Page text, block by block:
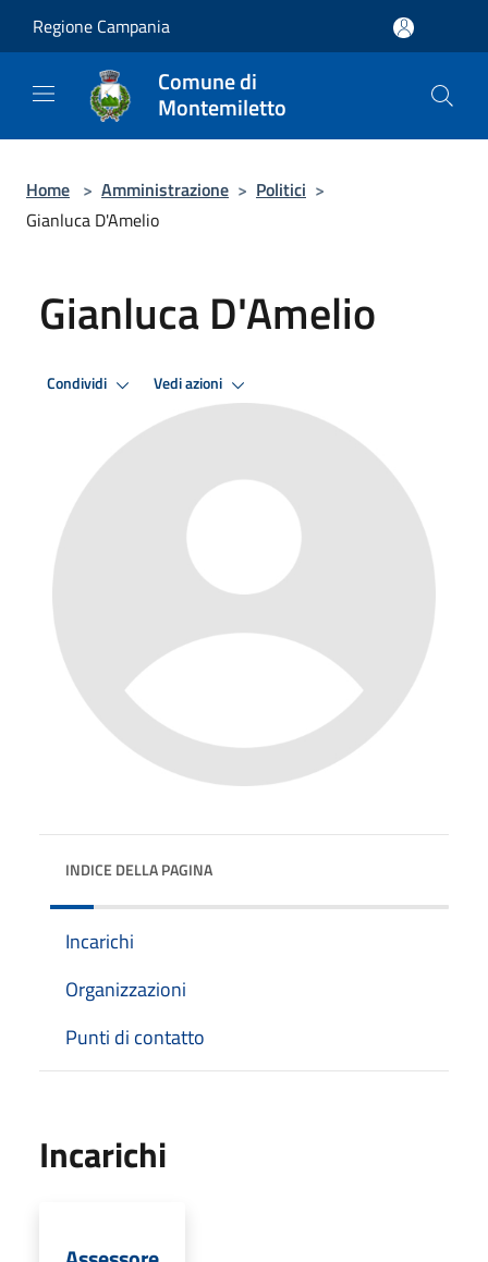
Regione Campania
Comune di
Montemiletto
Home > Amministrazione > Politici >
Gianluca D'Amelio
Gianluca D'Amelio
Condividi Vedi azioni
INDICE DELLA PAGINA
Incarichi
Organizzazioni
Punti di contatto
Incarichi